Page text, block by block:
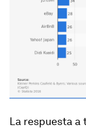
La respuesta a